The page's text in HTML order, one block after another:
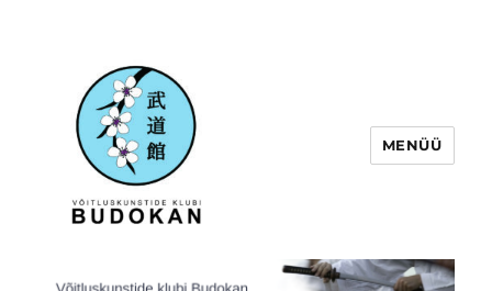
Võitluskunstide klubi Budokan
MENÜÜ